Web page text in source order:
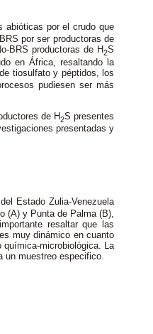
abióticas por el crudo que
por ser productoras de
BRS productoras de H2S
en África, resaltando la
tiosulfato y péptidos, los
pudiesen ser más
de H2S presentes
presentadas y
Estado Zulia-Venezuela
(A) y Punta de Palma (B),
resaltar que las
muy dinámico en cuanto
microbiológica. La
un muestreo especifico.